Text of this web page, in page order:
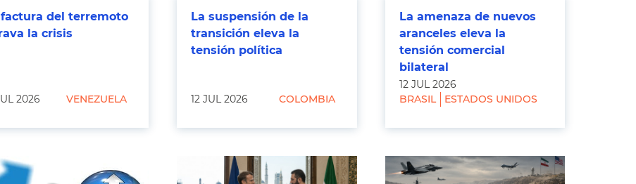
factura del terremoto
la crisis
2026 VENEZUELA
La suspensión de la
transición eleva la
tensión política
12 JUL 2026 COLOMBIA
La amenaza de nuevos
aranceles eleva la
tensión comercial
bilateral
12 JUL 2026
BRASIL
ESTADOS UNIDOS